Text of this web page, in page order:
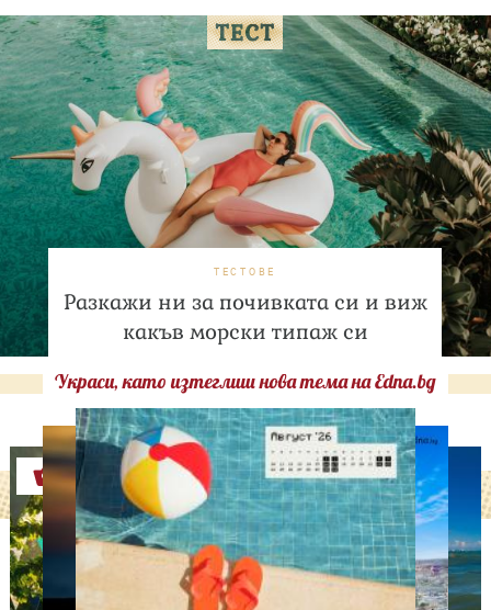
ТЕСТОВЕ
Разкажи ни за почивката си и виж
какъв морски типаж си
Украси, като изтеглиш нова тема на Edna.bg
Оферти
ЛЮБОПИТНО
Тя проглежда след 20